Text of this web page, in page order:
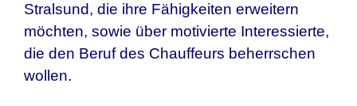
Stralsund, die ihre Fähigkeiten erweitern
möchten, sowie über motivierte Interessierte,
die den Beruf des Chauffeurs beherrschen
wollen.